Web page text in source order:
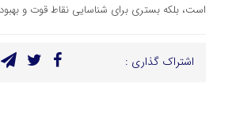
است، بلکه بستری برای شناسایی نقاط قوت و
اشتراک گذاری :